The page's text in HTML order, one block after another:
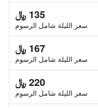
135 ﷼
سعر الليلة شامل الرسوم
167 ﷼
سعر الليلة شامل الرسوم
220 ﷼
سعر الليلة شامل الرسوم